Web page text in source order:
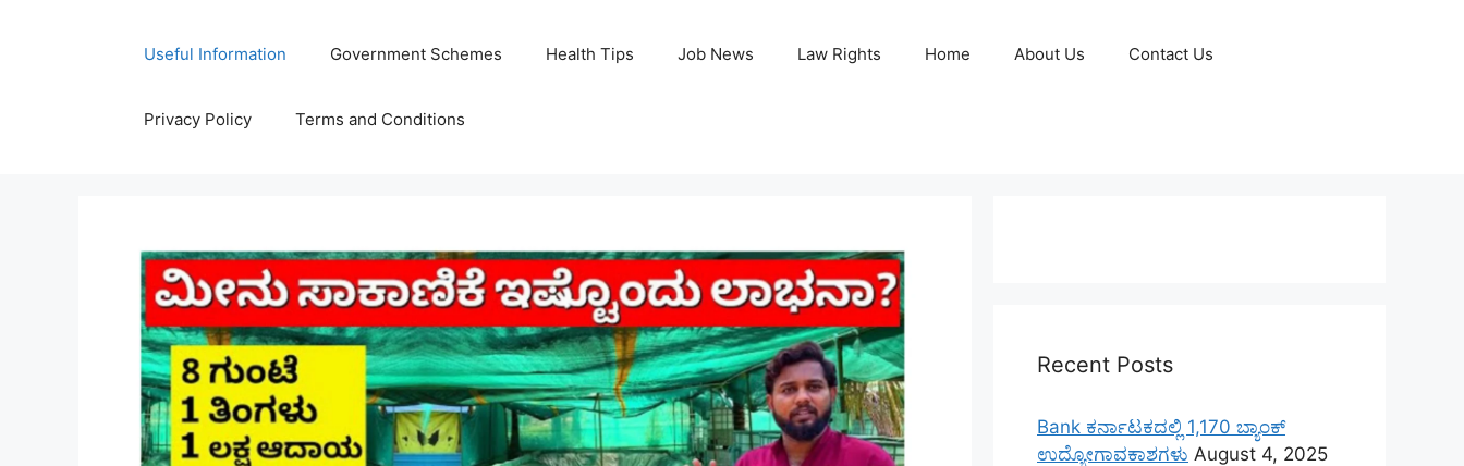
Useful Information Government Schemes Health Tips Job News Law Rights Home About Us Contact Us
Privacy Policy Terms and Conditions
Recent Posts
Bank ಕರ್ನಾಟಕದಲ್ಲಿ 1,170 ಬ್ಯಾಂಕ್
ಉದ್ಯೋಗಾವಕಾಶಗಳು August 4, 2025